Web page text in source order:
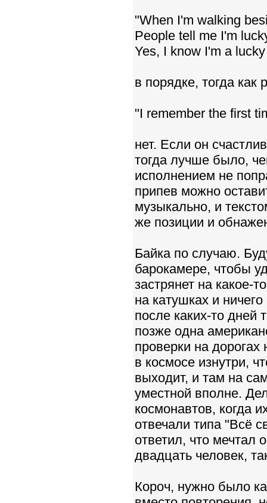
"When I'm walking
People tell me I'm
Yes, I know I'm a
в порядке, тогда как
"I remember the first
нет. Если он
тогда лучше было,
исполнением не
припев можно
музыкально, и
же позиции и
Байка по случаю.
барокамере, чтобы
застрянет на какое-
на катушках и
после каких-то
позже одна
проверки на
в космосе изнутри,
выходит, и там на
уместной вполне.
космонавтов, когда
отвечали типа "Всё
ответил, что мечтал
двадцать человек,
Короч, нужно было